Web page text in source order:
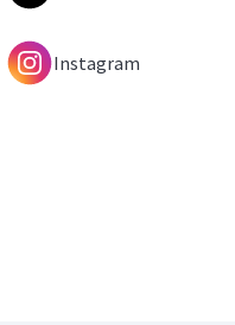
Instagram